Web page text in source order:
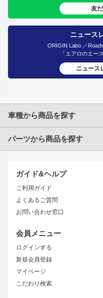
友
ニュース
ORIGIN Labo.／
「エアロのエー
ニュース
ガイド&ヘルプ
ご利用ガイド
よくあるご質問
お問い合わせ窓口
会員メニュー
ログインする
新規会員登録
マイページ
こだわり検索
車種から商品を探す
トヨタ
JZX90 CHASER
JZX110 MARK II
JZX100 MARK II
JZX90 MARK II
トレノ
マークX
ニッサン
S15 シルビア
パーツから商品を探す
エアロシリーズ
ドリフトライン
風神
雷神